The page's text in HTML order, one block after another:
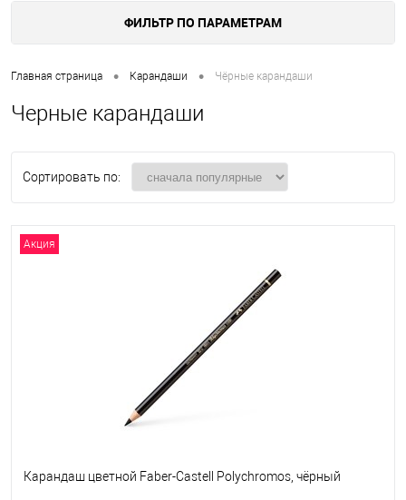
ФИЛЬТР ПО ПАРАМЕТРАМ
Главная страница • Карандаши • Чёрные карандаши
Черные карандаши
Сортировать по:
Акция
Карандаш цветной Faber-Castell Polychromos, чёрный